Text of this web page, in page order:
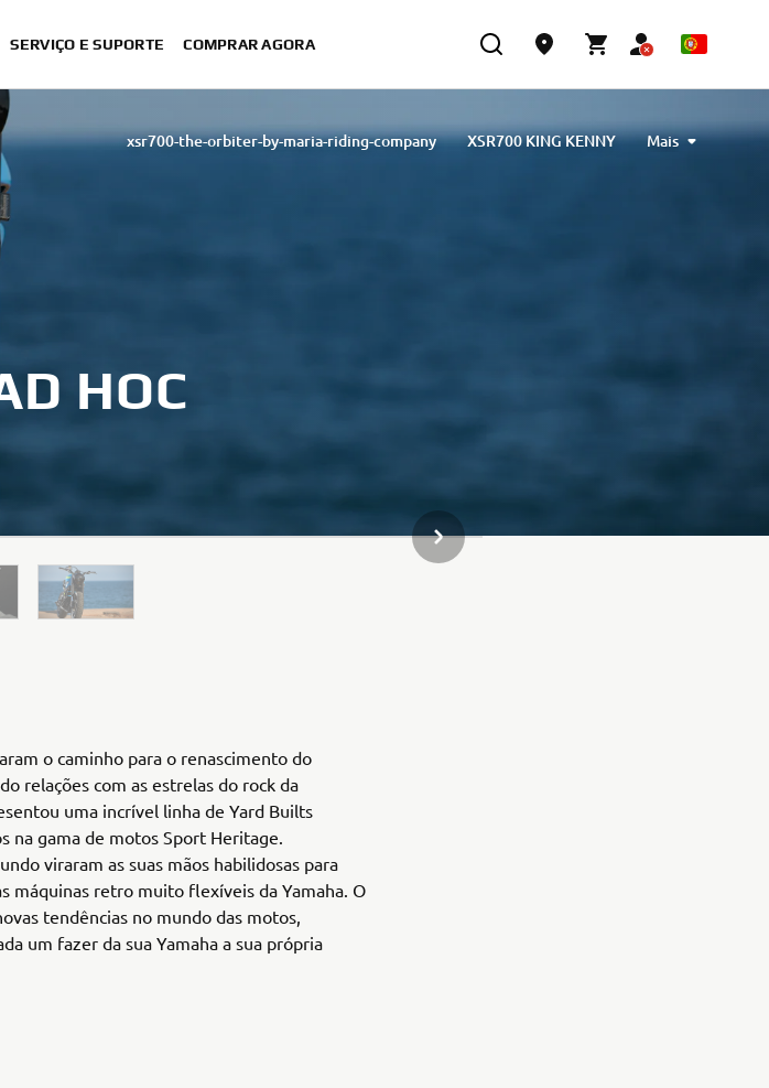
SERVIÇO E SUPORTE COMPRAR AGORA
xsr700-the-orbiter-by-maria-riding-company
XSR700 KING KENNY
Mais
HOC
ARTIGO SEGUINTE NA GALERIA
o caminho para o renascimento do
relações com as estrelas do rock da
uma incrível linha de Yard Builts
na gama de motos Sport Heritage.
viraram as suas mãos habilidosas para
máquinas retro muito flexíveis da Yamaha. O
tendências no mundo das motos,
um fazer da sua Yamaha a sua própria